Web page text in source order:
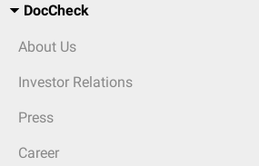
DocCheck
About Us
Investor Relations
Press
Career